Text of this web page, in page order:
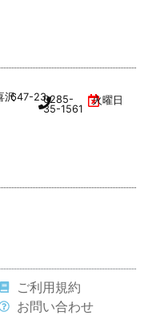
沢647-230285-
35-1561
火曜日
ご利用規約
お問い合わせ